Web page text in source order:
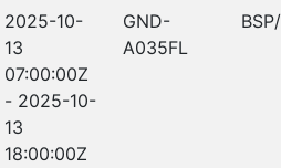
2025-10-
13
07:00:00Z
- 2025-10-
13
18:00:00Z
GND-
A035FL